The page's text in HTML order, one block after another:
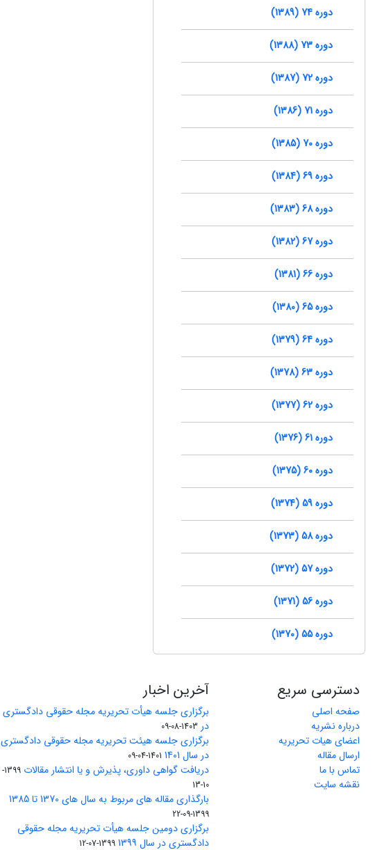
دوره 74 (1389)
دوره 73 (1388)
دوره 72 (1387)
دوره 71 (1386)
دوره 70 (1385)
دوره 69 (1384)
دوره 68 (1383)
دوره 67 (1382)
دوره 66 (1381)
دوره 65 (1380)
دوره 64 (1379)
دوره 63 (1378)
دوره 62 (1377)
دوره 61 (1376)
دوره 60 (1375)
دوره 59 (1374)
دوره 58 (1373)
دوره 57 (1372)
دوره 56 (1371)
دوره 55 (1370)
دسترسی سریع
صفحه اصلی
درباره نشریه
اعضای هیات تحریریه
ارسال مقاله
تماس با ما
نقشه سایت
آخرین اخبار
برگزاری جلسه هیأت تحریریه مجله حقوقی دادگستری
در 1403-08-09
برگزاری جلسه هیئت تحریریه مجله حقوقی دادگستری
در سال 1401
1401-04-09
دریافت گواهی داوری، پذیرش و یا انتشار مقالات
1399-
10-13
بارگذاری مقاله های مربوط به سال های 1370 تا 1385
1399-09-22
برگزاری دومین جلسه هیأت تحریریه مجله حقوقی
دادگستری در سال 1399
1399-07-12